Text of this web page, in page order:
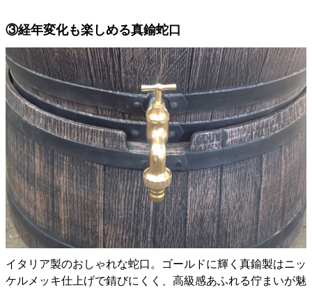
③経年変化も楽しめる真鍮蛇口
イタリア製のおしゃれな蛇口。ゴールドに輝く真鍮製はニッ
ケルメッキ仕上げで錆びにくく、高級感あふれる佇まいが魅